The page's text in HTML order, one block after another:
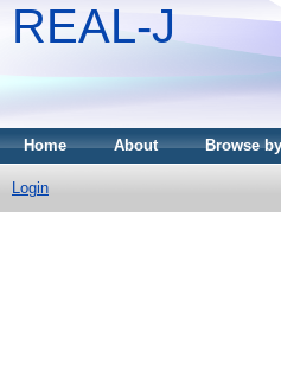
REAL-J
Home About Browse
Login